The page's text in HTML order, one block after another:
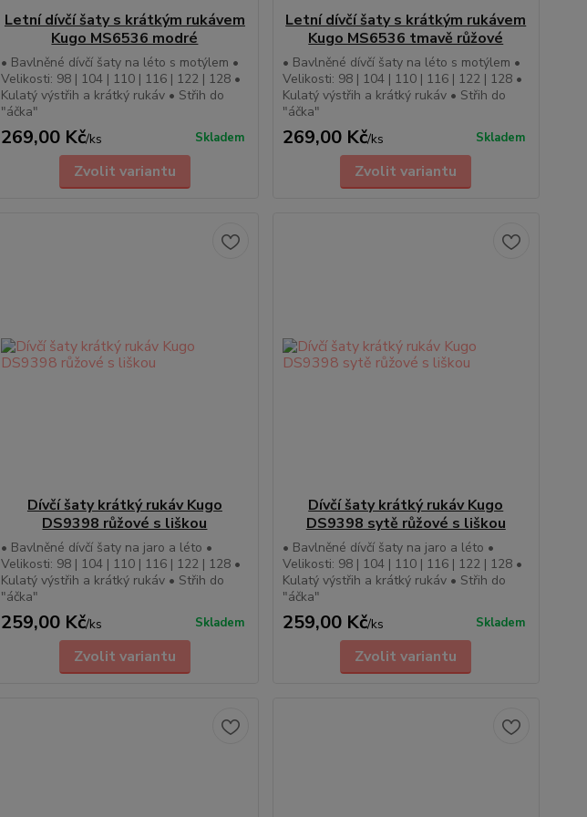
Letní dívčí šaty s krátkým rukávem
Kugo MS6536 modré
• Bavlněné dívčí šaty na léto s motýlem •
Velikosti: 98 | 104 | 110 | 116 | 122 | 128 •
Kulatý výstřih a krátký rukáv • Střih do
"áčka"
269,00 Kč/ks Skladem
Zvolit variantu
Letní dívčí šaty s krátkým rukávem
Kugo MS6536 tmavě růžové
• Bavlněné dívčí šaty na léto s motýlem •
Velikosti: 98 | 104 | 110 | 116 | 122 | 128 •
Kulatý výstřih a krátký rukáv • Střih do
"áčka"
269,00 Kč/ks Skladem
Zvolit variantu
Dívčí šaty krátký rukáv Kugo
DS9398 růžové s liškou
• Bavlněné dívčí šaty na jaro a léto •
Velikosti: 98 | 104 | 110 | 116 | 122 | 128 •
Kulatý výstřih a krátký rukáv • Střih do
"áčka"
259,00 Kč/ks Skladem
Zvolit variantu
Dívčí šaty krátký rukáv Kugo
DS9398 sytě růžové s liškou
• Bavlněné dívčí šaty na jaro a léto •
Velikosti: 98 | 104 | 110 | 116 | 122 | 128 •
Kulatý výstřih a krátký rukáv • Střih do
"áčka"
259,00 Kč/ks Skladem
Zvolit variantu